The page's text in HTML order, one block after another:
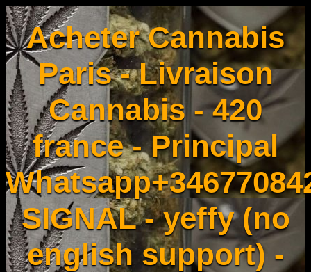
Acheter Cannabis
Paris - Livraison
Cannabis - 420
france - Principal
SIGNAL - yeffy (no
english support) -